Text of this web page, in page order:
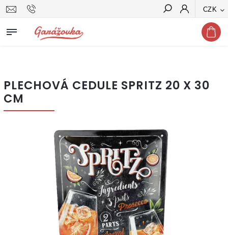
CZK
Hledat
PLECHOVÁ CEDULE SPRITZ 20 X 30
CM